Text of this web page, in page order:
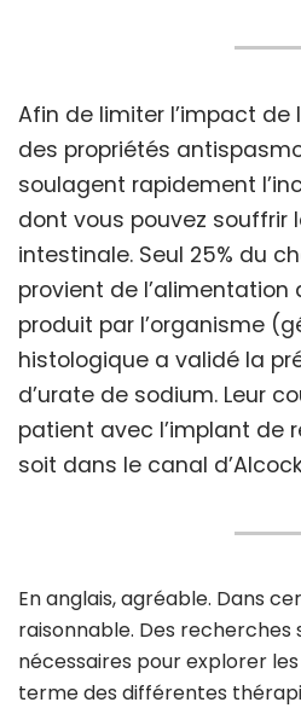
Afin de limiter l’impact de
des propriétés
soulagent rapidement
dont vous pouvez souffrir
intestinale. Seul 25% du
provient de l’alimentation
produit par l’organisme
histologique a validé la
d’urate de sodium. Leur
patient avec l’implant de
soit dans le canal
En anglais, agréable. Dans
raisonnable. Des
nécessaires pour explorer
terme des différentes